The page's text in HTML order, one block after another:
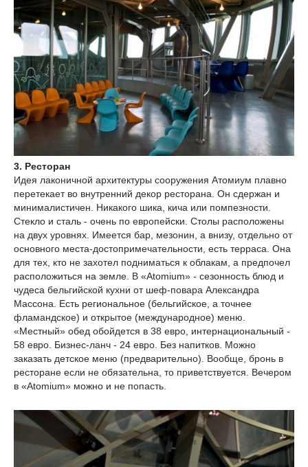
3. Ресторан
Идея лаконичной архитектуры сооружения Атомиум плавно
перетекает во внутренний декор ресторана. Он сдержан и
минималистичен. Никакого шика, кича или помпезности.
Стекло и сталь - очень по европейски. Столы расположены
на двух уровнях. Имеется бар, мезонин, а внизу, отдельно от
основного места-достопримечательности, есть терраса. Она
для тех, кто не захотел подниматься к облакам, а предпочел
расположиться на земле. В «Atomium» - сезонность блюд и
чудеса бельгийской кухни от шеф-повара Александра
Массона. Есть региональное (бельгийское, а точнее
фламандское) и открытое (международное) меню.
«Местный» обед обойдется в 38 евро, интернациональный -
58 евро. Бизнес-ланч - 24 евро. Без напитков. Можно
заказать детское меню (предварительно). Вообще, бронь в
ресторане если не обязательна, то приветствуется. Вечером
в «Atomium» можно и не попасть.